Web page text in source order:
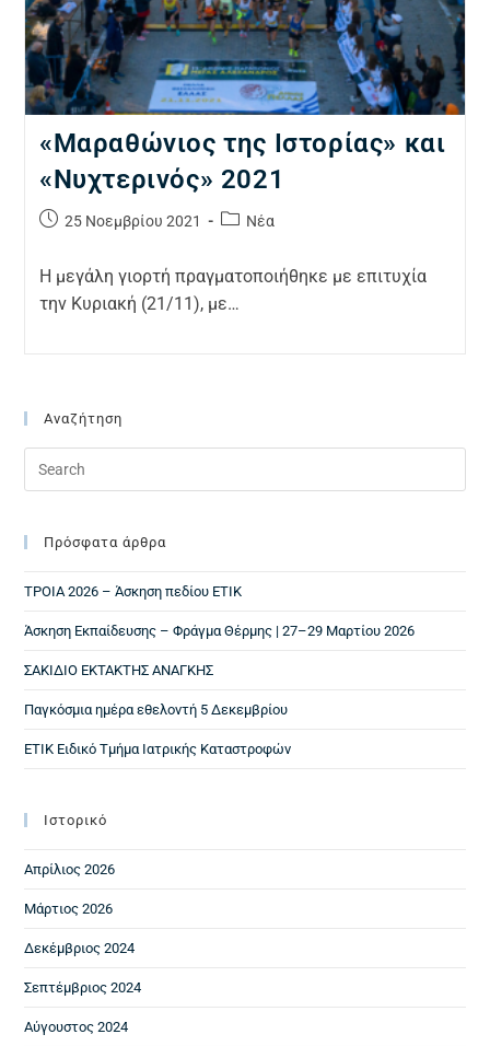
«Μαραθώνιος της Ιστορίας» και
«Νυχτερινός» 2021
25 Νοεμβρίου 2021 Νέα
Η μεγάλη γιορτή πραγματοποιήθηκε με επιτυχία
την Κυριακή (21/11), με…
Αναζήτηση
Πρόσφατα άρθρα
ΤΡΟΙΑ 2026 – Άσκηση πεδίου ΕΤΙΚ
Άσκηση Εκπαίδευσης – Φράγμα Θέρμης | 27–29 Μαρτίου 2026
ΣΑΚΙΔΙΟ ΕΚΤΑΚΤΗΣ ΑΝΑΓΚΗΣ
Παγκόσμια ημέρα εθελοντή 5 Δεκεμβρίου
ΕΤΙΚ Ειδικό Τμήμα Ιατρικής Καταστροφών
Ιστορικό
Απρίλιος 2026
Μάρτιος 2026
Δεκέμβριος 2024
Σεπτέμβριος 2024
Αύγουστος 2024